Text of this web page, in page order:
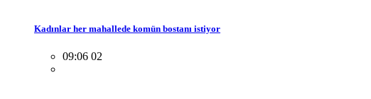
Kadınlar her mahallede komün bostanı istiyor
09:06 02